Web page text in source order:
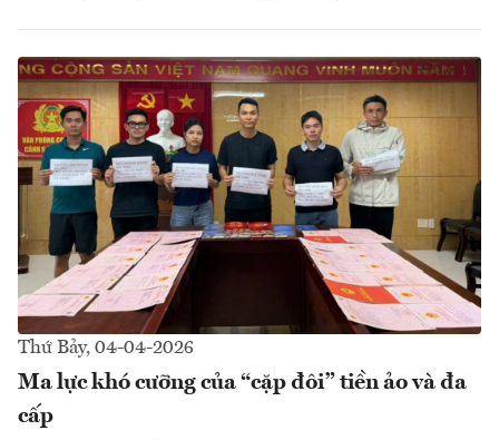
Thứ Bảy, 04-04-2026
Ma lực khó cưỡng của “cặp đôi” tiền ảo và đa
cấp